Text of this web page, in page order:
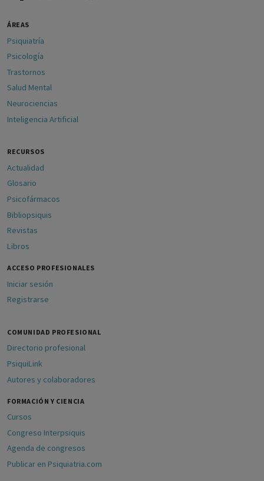
ÁREAS
Psiquiatría
Psicología
Trastornos
Salud Mental
Neurociencias
Inteligencia Artificial
RECURSOS
Actualidad
Glosario
Psicofármacos
Bibliopsiquis
Revistas
Libros
ACCESO PROFESIONALES
Iniciar sesión
Registrarse
COMUNIDAD PROFESIONAL
Directorio profesional
PsiquiLink
Autores y colaboradores
FORMACIÓN Y CIENCIA
Cursos
Congreso Interpsiquis
Agenda de congresos
Publicar en Psiquiatria.com